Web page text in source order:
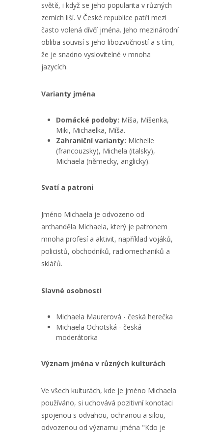
světě, i když se jeho popularita v různých
zemích liší. V České republice patří mezi
často volená dívčí jména. Jeho mezinárodní
obliba souvisí s jeho libozvučností a s tím,
že je snadno vyslovitelné v mnoha
jazycích.
Varianty jména
Domácké podoby: Míša, Míšenka,
Miki, Michaelka, Míša.
Zahraniční varianty: Michelle
(francouzsky), Michela (italsky),
Michaela (německy, anglicky).
Svatí a patroni
Jméno Michaela je odvozeno od
archanděla Michaela, který je patronem
mnoha profesí a aktivit, například vojáků,
policistů, obchodníků, radiomechaniků a
sklářů.
Slavné osobnosti
Michaela Maurerová - česká herečka
Michaela Ochotská - česká
moderátorka
Význam jména v různých kulturách
Ve všech kulturách, kde je jméno Michaela
používáno, si uchovává pozitivní konotaci
spojenou s odvahou, ochranou a silou,
odvozenou od významu jména "Kdo je